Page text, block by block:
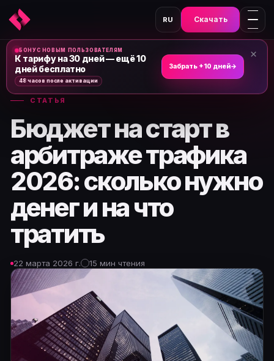
RU Скачать
Главная›Новости и статьи›
СТАТЬЯ
Бюджет на старт в
арбитраже трафика
2026: сколько нужно
денег и на что
тратить
22 марта 2026 г. 15 мин чтения
БОНУС НОВЫМ ПОЛЬЗОВАТЕЛЯМ
К тарифу на 30 дней — ещё 10
дней бесплатно
48 часов после активации
Забрать +10 дней→
×